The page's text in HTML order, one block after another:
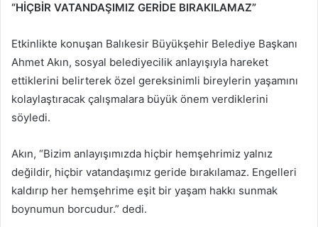
“HİÇBİR VATANDAŞIMIZ GERİDE BIRAKILAMAZ”
Etkinlikte konuşan Balıkesir Büyükşehir Belediye Başkanı
Ahmet Akın, sosyal belediyecilik anlayışıyla hareket
ettiklerini belirterek özel gereksinimli bireylerin yaşamını
kolaylaştıracak çalışmalara büyük önem verdiklerini
söyledi.
Akın, “Bizim anlayışımızda hiçbir hemşehrimiz yalnız
değildir, hiçbir vatandaşımız geride bırakılamaz. Engelleri
kaldırıp her hemşehrime eşit bir yaşam hakkı sunmak
boynumun borcudur.” dedi.